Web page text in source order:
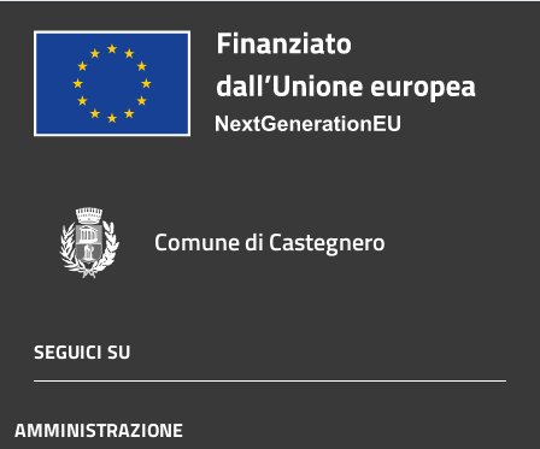
Comune di Castegnero
SEGUICI SU
AMMINISTRAZIONE